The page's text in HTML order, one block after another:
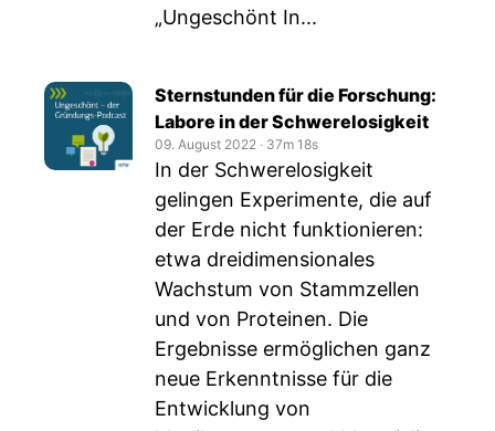
„Ungeschönt In...
Sternstunden für die Forschung:
Labore in der Schwerelosigkeit
09. August 2022 ‧ 37m 18s
In der Schwerelosigkeit
gelingen Experimente, die auf
der Erde nicht funktionieren:
etwa dreidimensionales
Wachstum von Stammzellen
und von Proteinen. Die
Ergebnisse ermöglichen ganz
neue Erkenntnisse für die
Entwicklung von